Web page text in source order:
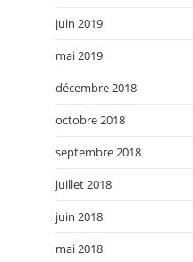
juin 2019
mai 2019
décembre 2018
octobre 2018
septembre 2018
juillet 2018
juin 2018
mai 2018